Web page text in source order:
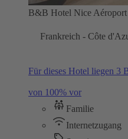
B&B Hotel Nice Aéroport
Frankreich - Côte
Für dieses Hotel liegen 3
von 100% vor
Familie
Internetzugang